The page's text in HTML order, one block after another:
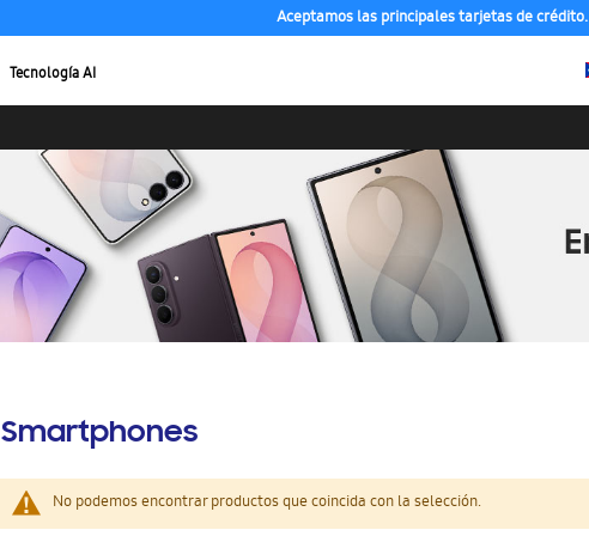
Aceptamos las principales tarjetas de crédito.
Tecnología AI
Smartphones
No podemos encontrar productos que coincida con la selección.